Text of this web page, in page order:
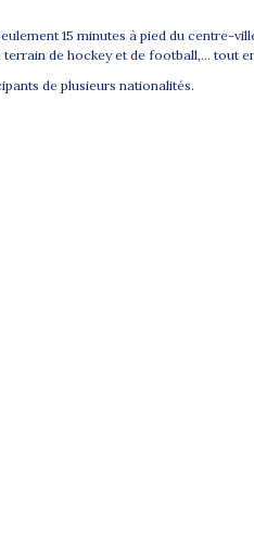
15 minutes à pied du centre-
de hockey et de football,… tout
de plusieurs nationalités.